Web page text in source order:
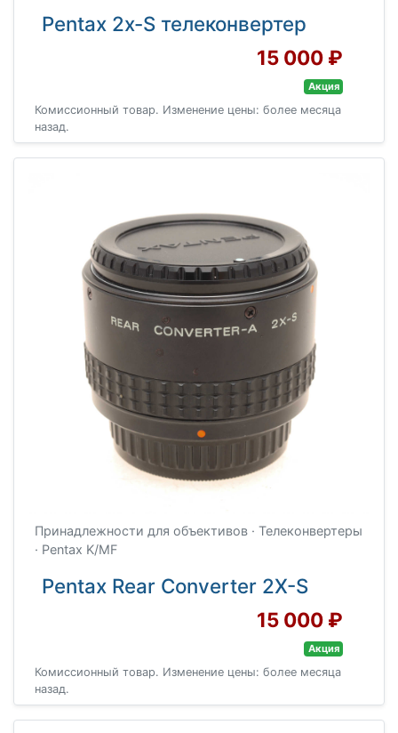
Pentax 2x-S телеконвертер
15 000 ₽
Акция
Комиссионный товар. Изменение цены: более месяца
назад.
Принадлежности для объективов · Телеконвертеры
· Pentax K/MF
Pentax Rear Converter 2X-S
15 000 ₽
Акция
Комиссионный товар. Изменение цены: более месяца
назад.